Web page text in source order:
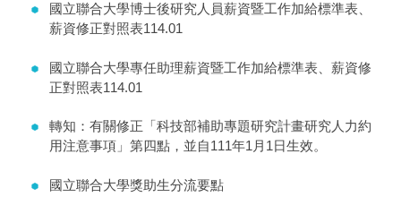
國立聯合大學博士後研究人員薪資暨工作加給標準表、
薪資修正對照表114.01
國立聯合大學專任助理薪資暨工作加給標準表、薪資修
正對照表114.01
轉知：有關修正「科技部補助專題研究計畫研究人力約
用注意事項」第四點，並自111年1月1日生效。
國立聯合大學獎助生分流要點